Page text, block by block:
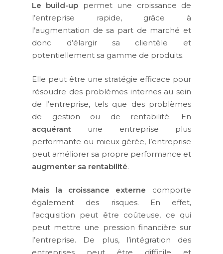
Le build-up permet une croissance de
l’entreprise rapide, grâce à
l’augmentation de sa part de marché et
donc d’élargir sa clientèle et
potentiellement sa gamme de produits.
Elle peut être une stratégie efficace pour
résoudre des problèmes internes au sein
de l’entreprise, tels que des problèmes
de gestion ou de rentabilité. En
acquérant une entreprise plus
performante ou mieux gérée, l’entreprise
peut améliorer sa propre performance et
augmenter sa rentabilité.
Mais la croissance externe comporte
également des risques. En effet,
l’acquisition peut être coûteuse, ce qui
peut mettre une pression financière sur
l’entreprise. De plus, l’intégration des